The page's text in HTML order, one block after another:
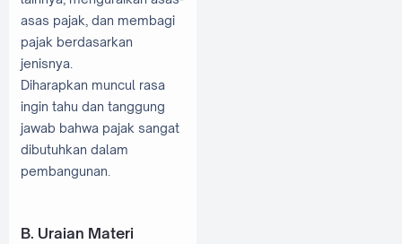
asas pajak, dan membagi
pajak berdasarkan
jenisnya.
Diharapkan muncul rasa
ingin tahu dan tanggung
jawab bahwa pajak sangat
dibutuhkan dalam
pembangunan.
B. Uraian Materi